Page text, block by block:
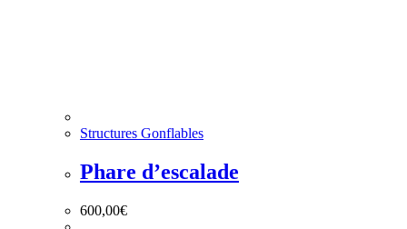
Structures Gonflables
Phare d’escalade
600,00€